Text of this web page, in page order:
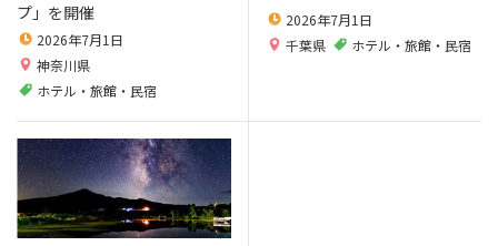
プ」を開催
2026年7月1日
神奈川県
ホテル・旅館・民宿
2026年7月1日
千葉県
ホテル・旅館・民宿